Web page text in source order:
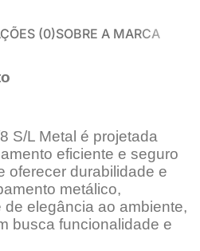
(0)SOBRE A MARCA
S/L Metal é projetada
eficiente e seguro
oferecer durabilidade e
metálico,
elegância ao ambiente,
busca funcionalidade e